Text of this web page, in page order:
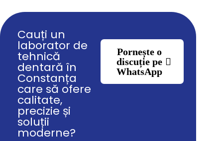
Cauți un
laborator de
tehnică
dentară în
Constanța
care să ofere
calitate,
precizie și
soluții
moderne?
Pornește o
discuție pe
WhatsApp